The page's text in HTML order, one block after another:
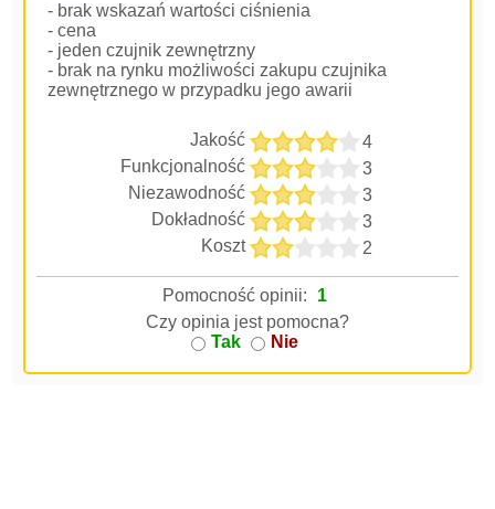
- brak wskazań wartości ciśnienia
- cena
- jeden czujnik zewnętrzny
- brak na rynku możliwości zakupu czujnika
zewnętrznego w przypadku jego awarii
Jakość
4
Funkcjonalność
3
Niezawodność
3
Dokładność
3
Koszt
2
Pomocność opinii:
1
Czy opinia jest pomocna?
Tak
Nie